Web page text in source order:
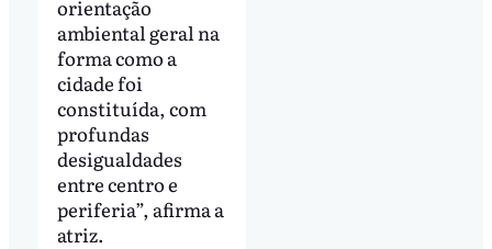
orientação
ambiental geral na
forma como a
cidade foi
constituída, com
profundas
desigualdades
entre centro e
periferia”, afirma a
atriz.